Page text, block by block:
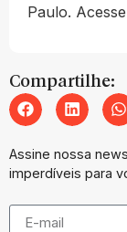
Paulo.
Compartilhe:
Assine nossa
imperdíveis para